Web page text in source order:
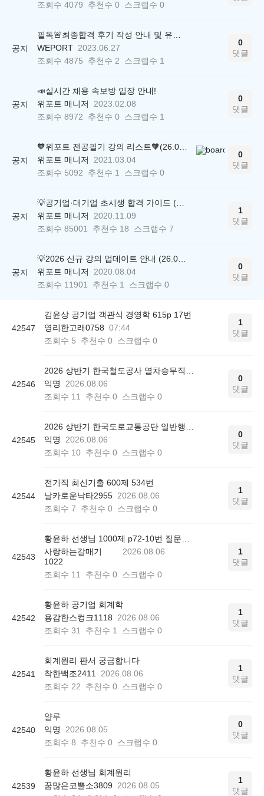
조회수 4079 추천수 0 스크랩수 0
공지
WEPORT 2023.06.27
조회수 4875 추천수 2 스크랩수 1
0
댓글
공지
📣실시간 채용 속보방 입장 안내!
위포트 매니저
2023.02.08
조회수 8972 추천수 0 스크랩수 1
0
댓글
공지
위포트 매니저
2021.03.04
조회수 5092 추천수 1 스크랩수 0
0
댓글
공지
위포트 매니저
2020.11.09
조회수 85001 추천수 18 스크랩수 7
1
댓글
공지
위포트 매니저
2020.08.04
조회수 11901 추천수 1 스크랩수 0
0
댓글
42547
김윤상 공기업 객관식 경영학 615p 17번
영리한고래0758 07:44
조회수 5 추천수 0 스크랩수 0
1
댓글
42546
익명
2026.08.06
조회수 11 추천수 0 스크랩수 0
0
댓글
42545
익명
2026.08.06
조회수 10 추천수 0 스크랩수 0
0
댓글
42544
전기직 최신기출 600제 534번
날카로운낙타2955 2026.08.06
조회수 7 추천수 0 스크랩수 0
1
댓글
42543
사랑하는갈매기
1022
2026.08.06
조회수 11 추천수 0 스크랩수 0
1
댓글
42542
황윤하 공기업 회계학
용감한스컹크1118
2026.08.06
조회수 31 추천수 1 스크랩수 0
1
댓글
42541
회계원리 판서 궁금합니다
착한백조2411
2026.08.06
조회수 22 추천수 0 스크랩수 0
1
댓글
42540
얄루
익명
2026.08.05
조회수 8 추천수 0 스크랩수 0
0
댓글
42539
황윤하 선생님 회계원리
꿈많은코뿔소3809
2026.08.05
1
댓글